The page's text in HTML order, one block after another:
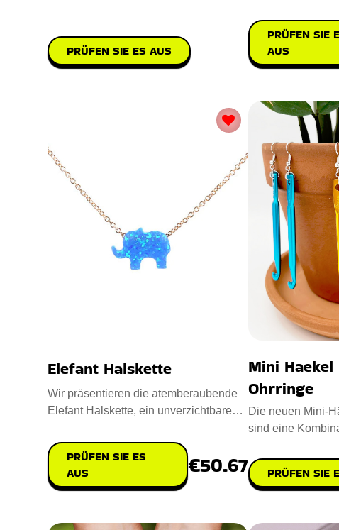
PRÜFEN SIE ES AUS
PRÜFEN SIE
AUS
Elefant Halskette
Wir präsentieren die atemberaubende
Elefant Halskette, ein unverzichtbares
PRÜFEN SIE ES
AUS
€50.67
Mini Haekel
Ohrringe
Die neuen Mini-
sind eine
PRÜFEN SIE